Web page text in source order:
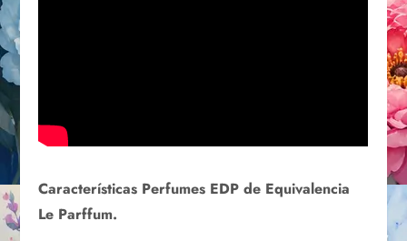
Características Perfumes EDP de Equivalencia
Le Parffum.